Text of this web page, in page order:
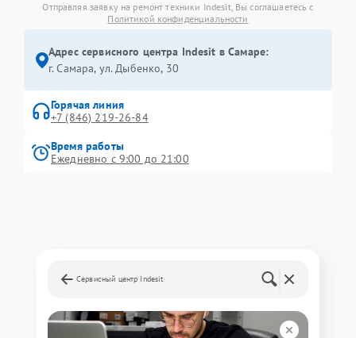
Отправляя заявку на ремонт техники Indesit, Вы соглашаетесь с
Политикой конфиденциальности
Адрес сервисного центра Indesit в Самаре:
г. Самара, ул. Дыбенко, 30
Горячая линия
+7 (846) 219-26-84
Время работы
Ежедневно с 9:00 до 21:00
Сервисный центр Indesit